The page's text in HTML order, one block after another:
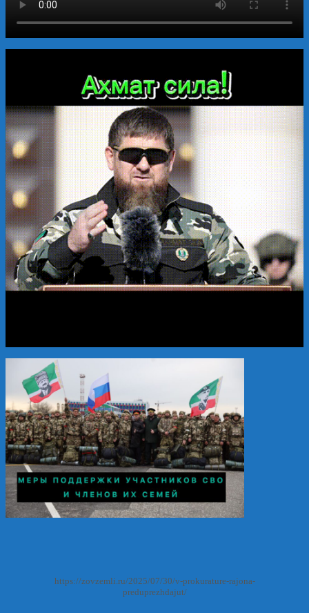
https://zovzemli.ru/2025/07/30/v-prokurature-rajona-
preduprezhdajut/